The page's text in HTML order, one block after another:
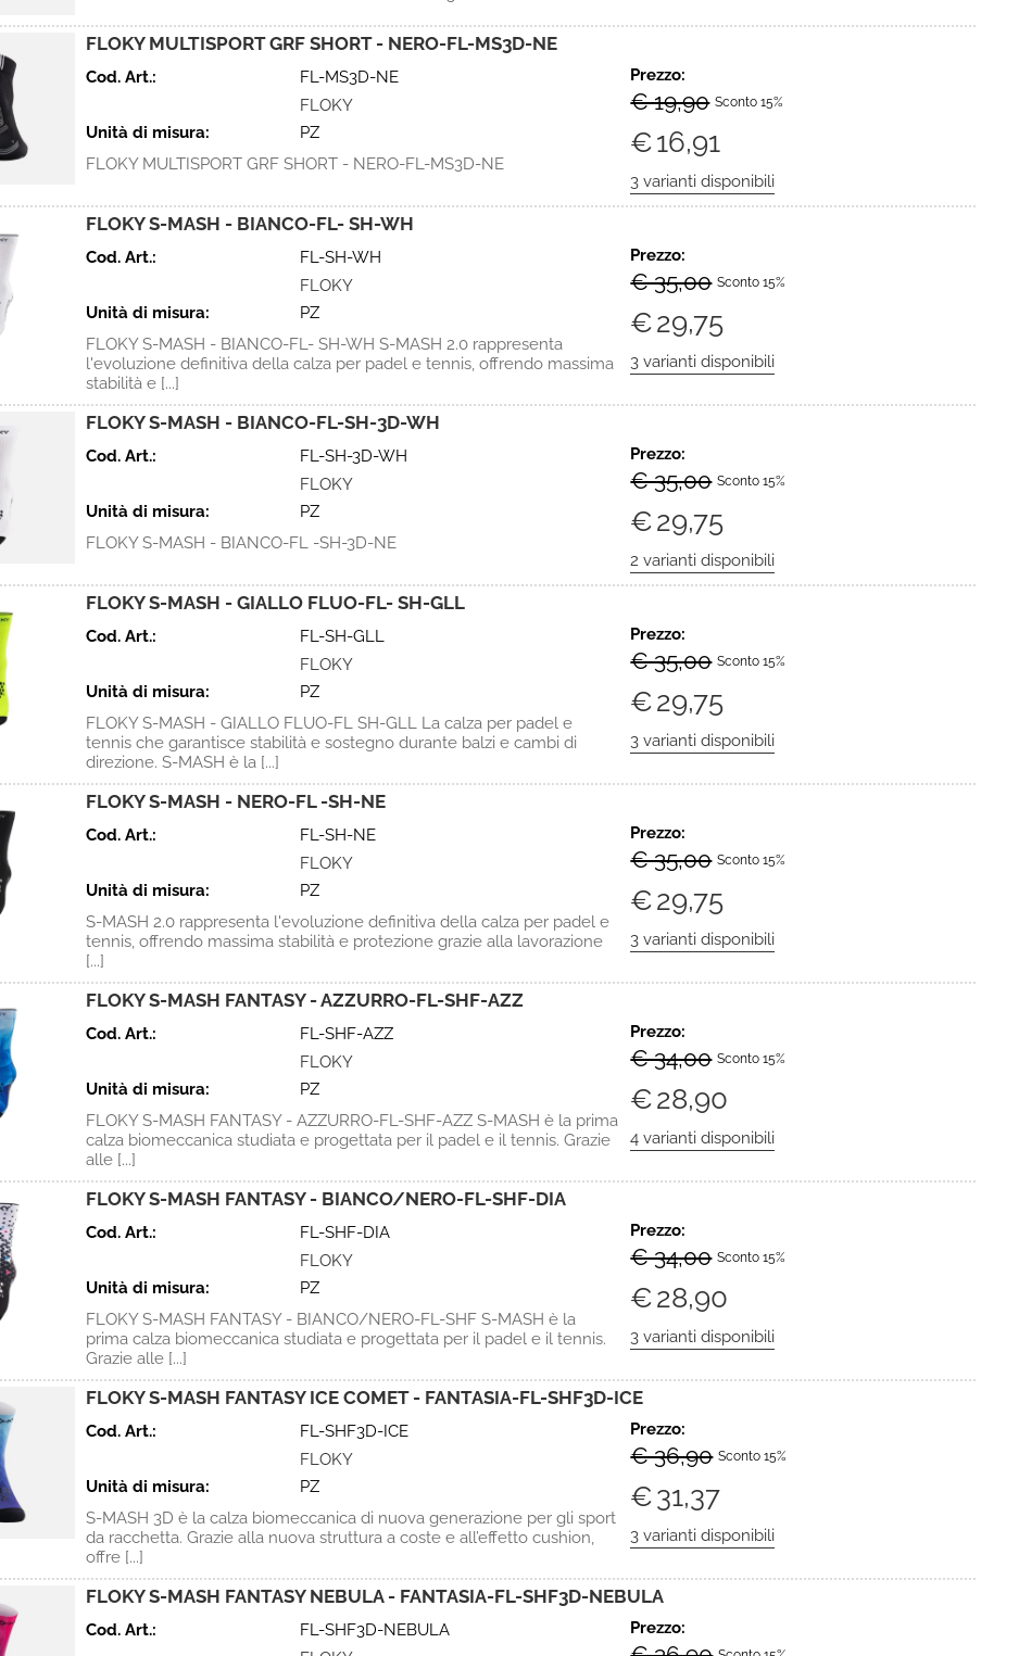
FLOKY MULTISPORT GRF SHORT - NERO-FL-MS3D-NE
Cod. Art.:
FL-MS3D-NE
FLOKY
Unità di misura:
PZ
FLOKY MULTISPORT GRF SHORT - NERO-FL-MS3D-NE
Prezzo:
€ 19,90 Sconto 15%
€16,91
FLOKY S-MASH - BIANCO-FL- SH-WH
Cod. Art.:
FL-SH-WH
FLOKY
Unità di misura:
PZ
FLOKY S-MASH - BIANCO-FL- SH-WH S-MASH 2.0 rappresenta
l'evoluzione definitiva della calza per padel e tennis, offrendo massima
stabilità e [...]
Prezzo:
€ 35,00 Sconto 15%
€29,75
FLOKY S-MASH - BIANCO-FL-SH-3D-WH
Cod. Art.:
FL-SH-3D-WH
FLOKY
Unità di misura:
PZ
FLOKY S-MASH - BIANCO-FL -SH-3D-NE
Prezzo:
€ 35,00 Sconto 15%
€29,75
FLOKY S-MASH - GIALLO FLUO-FL- SH-GLL
Cod. Art.:
FL-SH-GLL
FLOKY
Unità di misura:
PZ
FLOKY S-MASH - GIALLO FLUO-FL SH-GLL La calza per padel e
tennis che garantisce stabilità e sostegno durante balzi e cambi di
direzione. S-MASH è la [...]
Prezzo:
€ 35,00 Sconto 15%
€29,75
FLOKY S-MASH - NERO-FL -SH-NE
Cod. Art.:
FL-SH-NE
FLOKY
Unità di misura:
PZ
S-MASH 2.0 rappresenta l'evoluzione definitiva della calza per padel e
tennis, offrendo massima stabilità e protezione grazie alla lavorazione
[...]
Prezzo:
€ 35,00 Sconto 15%
€29,75
FLOKY S-MASH FANTASY - AZZURRO-FL-SHF-AZZ
Cod. Art.:
FL-SHF-AZZ
FLOKY
Unità di misura:
PZ
FLOKY S-MASH FANTASY - AZZURRO-FL-SHF-AZZ S-MASH è la prima
calza biomeccanica studiata e progettata per il padel e il tennis. Grazie
alle [...]
Prezzo:
€ 34,00 Sconto 15%
€28,90
FLOKY S-MASH FANTASY - BIANCO/NERO-FL-SHF-DIA
Cod. Art.:
FL-SHF-DIA
FLOKY
Unità di misura:
PZ
FLOKY S-MASH FANTASY - BIANCO/NERO-FL-SHF S-MASH è la
prima calza biomeccanica studiata e progettata per il padel e il tennis.
Grazie alle [...]
Prezzo:
€ 34,00 Sconto 15%
€28,90
FLOKY S-MASH FANTASY ICE COMET - FANTASIA-FL-SHF3D-ICE
Cod. Art.:
FL-SHF3D-ICE
FLOKY
Unità di misura:
PZ
S-MASH 3D è la calza biomeccanica di nuova generazione per gli sport
da racchetta. Grazie alla nuova struttura a coste e all’effetto cushion,
offre [...]
Prezzo:
€ 36,90 Sconto 15%
€31,37
FLOKY S-MASH FANTASY NEBULA - FANTASIA-FL-SHF3D-NEBULA
Cod. Art.:
FL-SHF3D-NEBULA
Prezzo: